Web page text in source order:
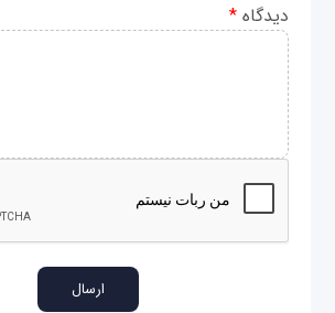
دیدگاه*